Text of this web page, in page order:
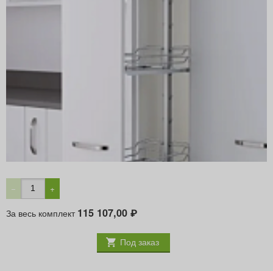
Артикул
Минимальная внутренняя глубина корпуса, мм
ШИРИНА ФАСАДА, ММ
Минимальная внутренняя высота корпуса, мм
Принадлежность
Dicpensa 90°
− +
За весь комплект 115 107,00 ₽
Под заказ